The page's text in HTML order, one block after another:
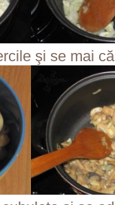
şi se mai